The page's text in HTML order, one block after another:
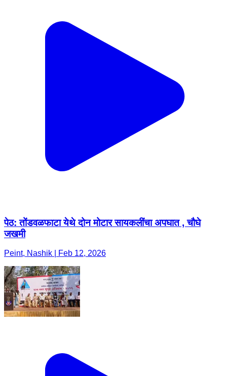
पेठ: तोंडवळफाटा येथे दोन मोटार सायकलींचा अपघात , चौघे
जखमी
Peint, Nashik | Feb 12, 2026